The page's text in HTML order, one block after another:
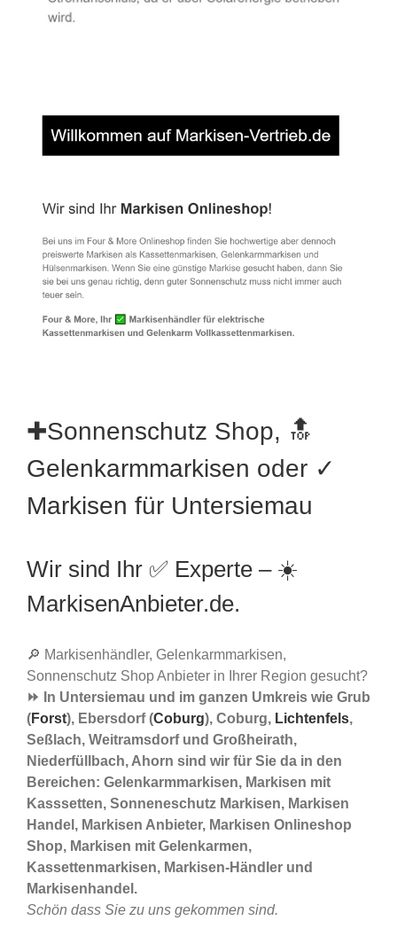
✚Sonnenschutz Shop, 🔝
Gelenkarmmarkisen oder ✓
Markisen für Untersiemau
Wir sind Ihr ✅ Experte – ☀️
MarkisenAnbieter.de.
🔎 Markisenhändler, Gelenkarmmarkisen,
Sonnenschutz Shop Anbieter in Ihrer Region gesucht?
⏩ In Untersiemau und im ganzen Umkreis wie Grub
(Forst), Ebersdorf (Coburg), Coburg, Lichtenfels,
Seßlach, Weitramsdorf und Großheirath,
Niederfüllbach, Ahorn sind wir für Sie da in den
Bereichen: Gelenkarmmarkisen, Markisen mit
Kasssetten, Sonneneschutz Markisen, Markisen
Handel, Markisen Anbieter, Markisen Onlineshop
Shop, Markisen mit Gelenkarmen,
Kassettenmarkisen, Markisen-Händler und
Markisenhandel.
Schön dass Sie zu uns gekommen sind.